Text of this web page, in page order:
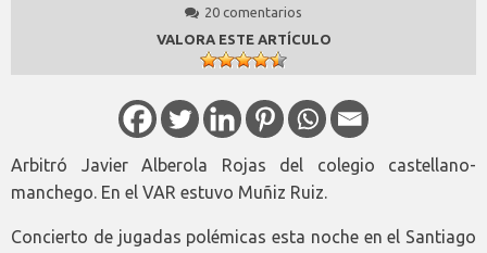
20 comentarios
VALORA ESTE ARTÍCULO
Arbitró Javier Alberola Rojas del colegio castellano-
manchego. En el VAR estuvo Muñiz Ruiz.
Concierto de jugadas polémicas esta noche en el Santiago